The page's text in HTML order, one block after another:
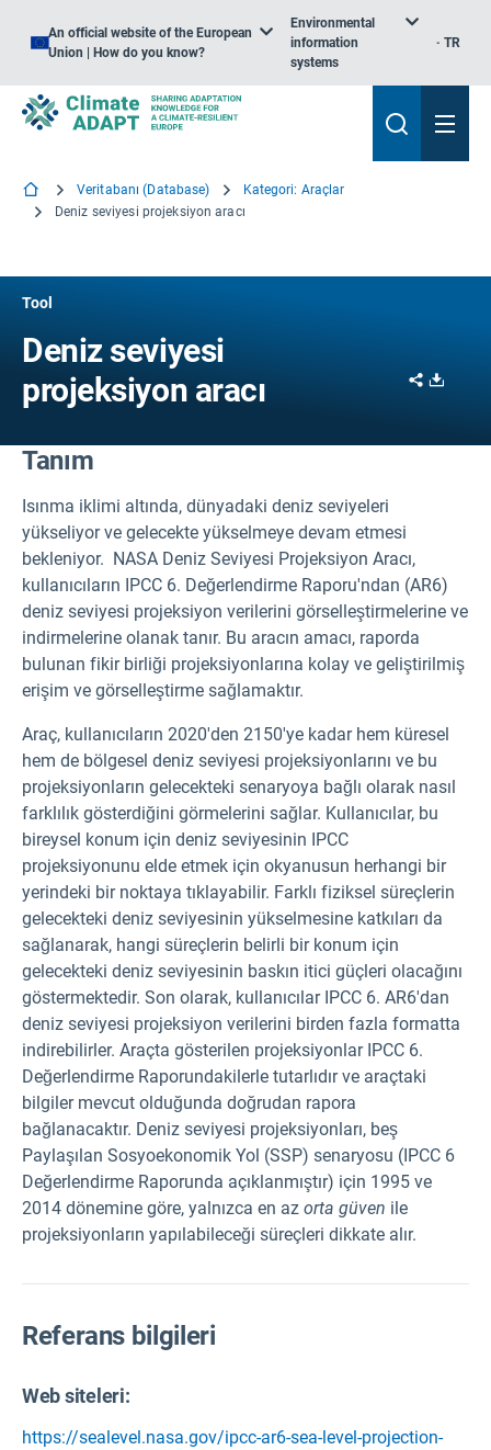
An official website of the European
Union | How do you know?
Environmental
information
systems
TR
Veritabanı (Database)
Kategori: Araçlar
Deniz seviyesi projeksiyon aracı
Tool
Deniz seviyesi
projeksiyon aracı
Share
Tanım
Isınma iklimi altında, dünyadaki deniz seviyeleri
yükseliyor ve gelecekte yükselmeye devam etmesi
bekleniyor. NASA Deniz Seviyesi Projeksiyon Aracı,
kullanıcıların IPCC 6. Değerlendirme Raporu'ndan (AR6)
deniz seviyesi projeksiyon verilerini görselleştirmelerine ve
indirmelerine olanak tanır. Bu aracın amacı, raporda
bulunan fikir birliği projeksiyonlarına kolay ve geliştirilmiş
erişim ve görselleştirme sağlamaktır.
Araç, kullanıcıların 2020'den 2150'ye kadar hem küresel
hem de bölgesel deniz seviyesi projeksiyonlarını ve bu
projeksiyonların gelecekteki senaryoya bağlı olarak nasıl
farklılık gösterdiğini görmelerini sağlar. Kullanıcılar, bu
bireysel konum için deniz seviyesinin IPCC
projeksiyonunu elde etmek için okyanusun herhangi bir
yerindeki bir noktaya tıklayabilir. Farklı fiziksel süreçlerin
gelecekteki deniz seviyesinin yükselmesine katkıları da
sağlanarak, hangi süreçlerin belirli bir konum için
gelecekteki deniz seviyesinin baskın itici güçleri olacağını
göstermektedir. Son olarak, kullanıcılar IPCC 6. AR6'dan
deniz seviyesi projeksiyon verilerini birden fazla formatta
indirebilirler. Araçta gösterilen projeksiyonlar IPCC 6.
Değerlendirme Raporundakilerle tutarlıdır ve araçtaki
bilgiler mevcut olduğunda doğrudan rapora
bağlanacaktır. Deniz seviyesi projeksiyonları, beş
Paylaşılan Sosyoekonomik Yol (SSP) senaryosu (IPCC 6
Değerlendirme Raporunda açıklanmıştır) için 1995 ve
2014 dönemine göre, yalnızca en az orta güven ile
projeksiyonların yapılabileceği süreçleri dikkate alır.
Referans bilgileri
Web siteleri:
https://sealevel.nasa.gov/ipcc-ar6-sea-level-projection-